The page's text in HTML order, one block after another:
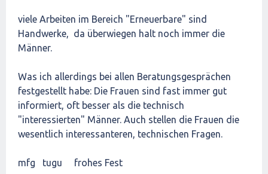
viele Arbeiten im Bereich "Erneuerbare" sind
Handwerke, da überwiegen halt noch immer die
Männer.
Was ich allerdings bei allen Beratungsgesprächen
festgestellt habe: Die Frauen sind fast immer gut
informiert, oft besser als die technisch
"interessierten" Männer. Auch stellen die Frauen die
wesentlich interessanteren, technischen Fragen.
mfg tugu frohes Fest